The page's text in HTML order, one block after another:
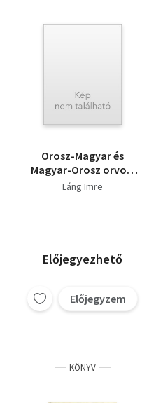
Orosz-Magyar és
Magyar-Orosz orvosi
szótár
Láng Imre
Előjegyezhető
Előjegyzem
KÖNYV